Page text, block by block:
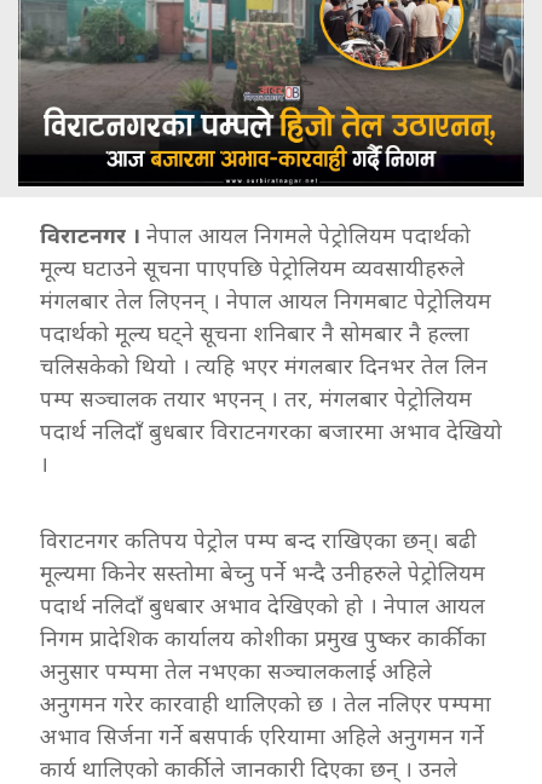
विराटनगर । नेपाल आयल निगमले पेट्रोलियम पदार्थको
मूल्य घटाउने सूचना पाएपछि पेट्रोलियम व्यवसायीहरुले
मंगलबार तेल लिएनन् । नेपाल आयल निगमबाट पेट्रोलियम
पदार्थको मूल्य घट्ने सूचना शनिबार नै सोमबार नै हल्ला
चलिसकेको थियो । त्यहि भएर मंगलबार दिनभर तेल लिन
पम्प सञ्चालक तयार भएनन् । तर, मंगलबार पेट्रोलियम
पदार्थ नलिदाँ बुधबार विराटनगरका बजारमा अभाव देखियो
।
विराटनगर कतिपय पेट्रोल पम्प बन्द राखिएका छन्। बढी
मूल्यमा किनेर सस्तोमा बेच्नु पर्ने भन्दै उनीहरुले पेट्रोलियम
पदार्थ नलिदाँ बुधबार अभाव देखिएको हो । नेपाल आयल
निगम प्रादेशिक कार्यालय कोशीका प्रमुख पुष्कर कार्कीका
अनुसार पम्पमा तेल नभएका सञ्चालकलाई अहिले
अनुगमन गरेर कारवाही थालिएको छ । तेल नलिएर पम्पमा
अभाव सिर्जना गर्ने बसपार्क एरियामा अहिले अनुगमन गर्ने
कार्य थालिएको कार्कीले जानकारी दिएका छन् । उनले